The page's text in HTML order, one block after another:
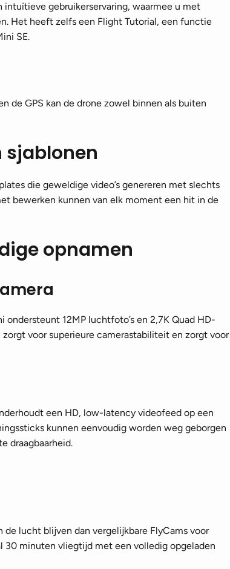
gebruikerservaring, waarmee u met
Het heeft zelfs een Flight Tutorial, een functie
SE.
de GPS kan de drone zowel binnen als buiten
sjablonen
die geweldige video’s genereren met slechts
bewerken kunnen van elk moment een hit in de
opnamen
12MP luchtfoto’s en 2,7K Quad HD-
zorgt voor superieure camerastabiliteit en zorgt voor
een HD, low-latency videofeed op een
kunnen eenvoudig worden weg geborgen
draagbaarheid.
lucht blijven dan vergelijkbare FlyCams voor
30 minuten vliegtijd met een volledig opgeladen